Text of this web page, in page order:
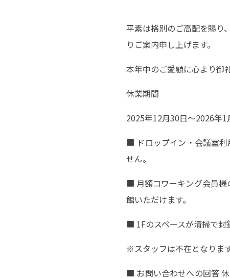
平素は格別のご高配を賜り
りご案内申し上げます。
本年中のご愛顧に心より御
休業期間
2025年12月30日～2026年1
■ ドロップイン・会議室利
せん。
■ 月額コワーキング会員様
館いただけます。
■ 1Fのスペースが清掃で封
※スタッフは不在となりま
■ お問い合わせへの回答